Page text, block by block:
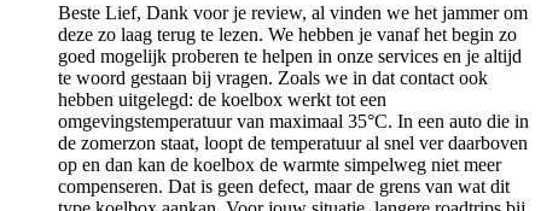
Beste Lief, Dank voor je review, al vinden we het jammer om
deze zo laag terug te lezen. We hebben je vanaf het begin zo
goed mogelijk proberen te helpen in onze services en je altijd
te woord gestaan bij vragen. Zoals we in dat contact ook
hebben uitgelegd: de koelbox werkt tot een
omgevingstemperatuur van maximaal 35°C. In een auto die in
de zomerzon staat, loopt de temperatuur al snel ver daarboven
op en dan kan de koelbox de warmte simpelweg niet meer
compenseren. Dat is geen defect, maar de grens van wat dit